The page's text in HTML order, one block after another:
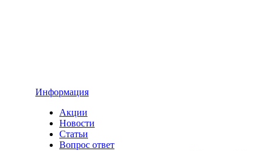
Информация
Акции
Новости
Статьи
Вопрос ответ